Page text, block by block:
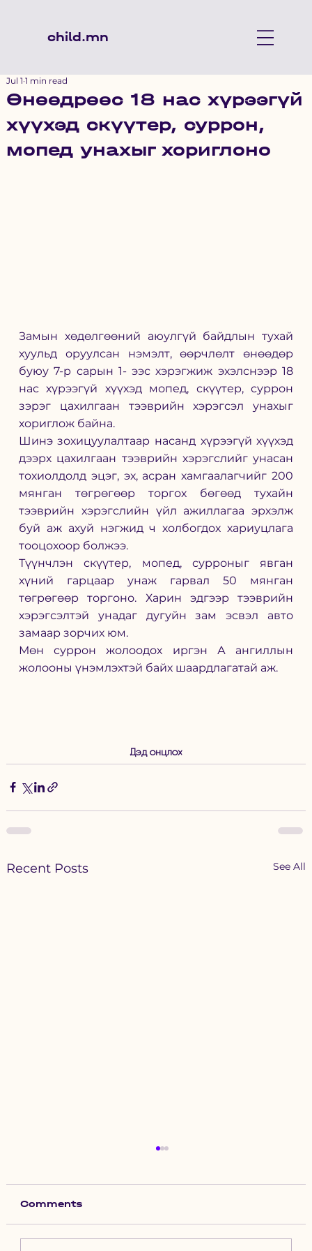
child.mn
Өнөөдрөөс 18 нас хүрээгүй
хүүхэд скүүтер, суррон,
мопед унахыг хориглоно
Jul 1 1 min read
Замын хөдөлгөөний аюулгүй байдлын тухай
хуульд оруулсан нэмэлт, өөрчлөлт өнөөдөр
буюу 7-р сарын 1- ээс хэрэгжиж эхэлснээр 18
нас хүрээгүй хүүхэд мопед, скүүтер, суррон
зэрэг цахилгаан тээврийн хэрэгсэл унахыг
хориглож байна.
Шинэ зохицуулалтаар насанд хүрээгүй хүүхэд
дээрх цахилгаан тээврийн хэрэгслийг унасан
тохиолдолд эцэг, эх, асран хамгаалагчийг 200
мянган төгрөгөөр торгох бөгөөд тухайн
тээврийн хэрэгслийн үйл ажиллагаа эрхэлж
буй аж ахуй нэгжид ч холбогдох хариуцлага
тооцохоор болжээ.
Түүнчлэн скүүтер, мопед, сурроныг явган
хүний гарцаар унаж гарвал 50 мянган
төгрөгөөр торгоно. Харин эдгээр тээврийн
хэрэгсэлтэй унадаг дугуйн зам эсвэл авто
замаар зорчих юм.
Мөн суррон жолоодох иргэн А ангиллын
жолооны үнэмлэхтэй байх шаардлагатай аж.
Дэд онцлох
Recent Posts See All
Comments